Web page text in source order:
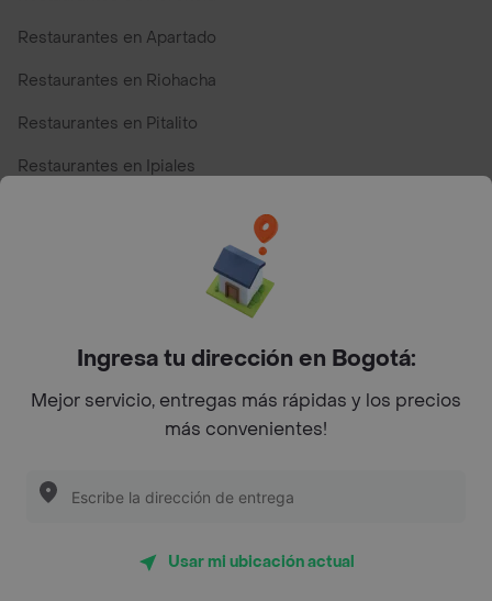
Restaurantes en Apartado
Restaurantes en Riohacha
Restaurantes en Pitalito
Restaurantes en Ipiales
Top Marcas y Cadenas de Restaurantes
Encuéntranos en estos países
App Store Google play
Restaurantes cerca de mi para pedir Comida a Domicilio -
Ingresa tu dirección en Bogotá:
Mejor servicio, entregas más rápidas y los precios
más convenientes!
Usar mi ubicación actual